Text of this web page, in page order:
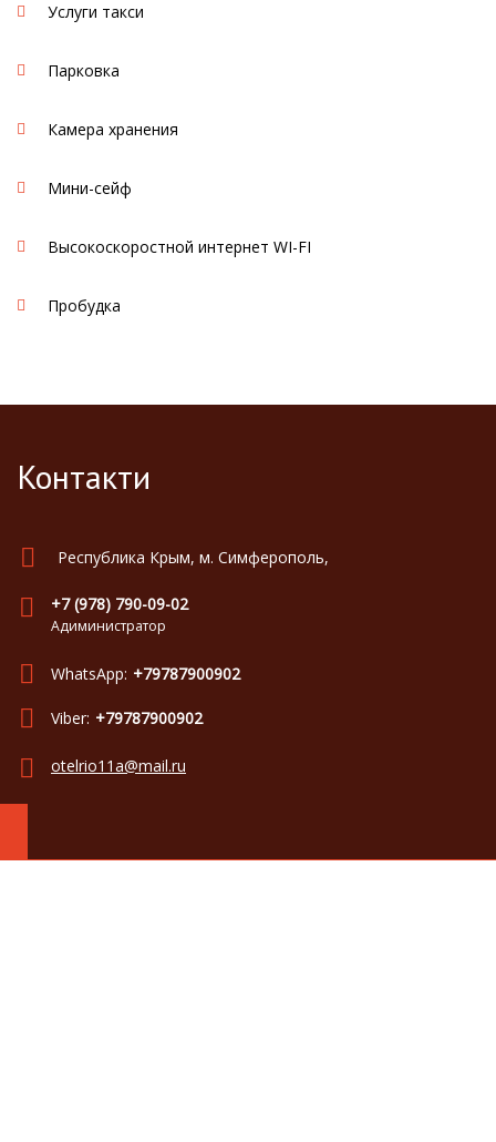
Услуги такси
Парковка
Камера хранения
Мини-сейф
Высокоскоростной интернет WI-FI
Пробудка
Контакти
Республика Крым, м. Симферополь,
+7 (978) 790-09-02
Адиминистратор
WhatsApp: +79787900902
Viber: +79787900902
otelrio11a@mail.ru